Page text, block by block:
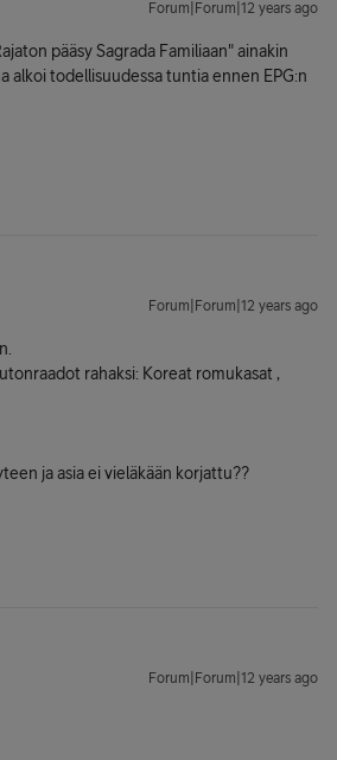
Forum|Forum|12 years ago
pääsy Sagrada Familiaan" ainakin
alkoi todellisuudessa tuntia ennen EPG:n
Forum|Forum|12 years ago
rahaksi: Koreat romukasat ,
ja asia ei vieläkään korjattu??
Forum|Forum|12 years ago